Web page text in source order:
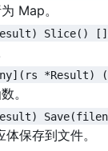
Map。
Slice()
*Result)
。
体保存到文件。